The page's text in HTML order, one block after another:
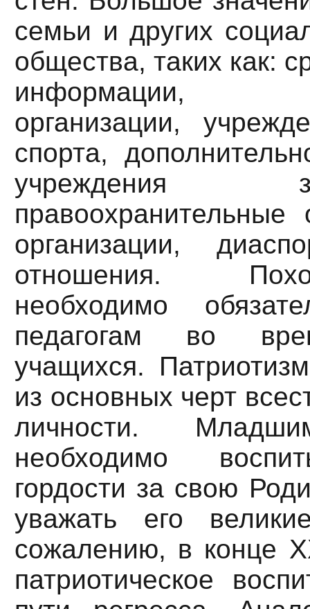
семьи и других
общества, таких как:
информации,
организации,
спорта,
учреждения
организации,
отношения.
необходимо
педагогам во
учащихся.
из основных черт
личности.
необходимо
гордости за свою
уважать его
сожалению, в конце
патриотическое